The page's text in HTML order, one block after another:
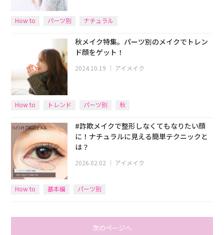
How to パーツ別 ナチュラル
秋メイク特集。パーツ別のメイクでトレン
ド顔をゲット！
2024.10.19 ｜ アイメイク
How to トレンド パーツ別 秋
#詐欺メイクで整形しなくてもなりたい顔
に！ナチュラルに見える簡単テクニックと
は？
2026.02.02 ｜ アイメイク
How to 基本編 パーツ別
次のページへ